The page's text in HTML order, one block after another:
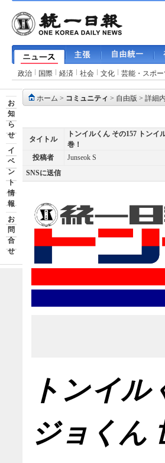
政治 国際 経済 社会 文化 芸能・スポー
お
知
ら
せ
イ
ベ
ン
ト
情
報
お
問
合
せ
ホーム > コミュニティ > 自由版 > 詳細
タイトル
トンイルくん その157 トン
巻！
投稿者
Junseok S
SNSに送信
トンイ
ジョくん